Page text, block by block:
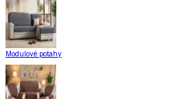
Modulové potahy